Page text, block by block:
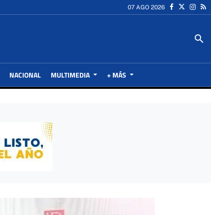
07 AGO 2026
search
NACIONAL MULTIMEDIA + MÁS